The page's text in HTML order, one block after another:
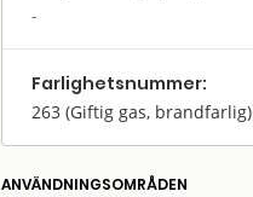
Farlighets­nummer:
263 (Giftig gas, brandfarlig)
ANVÄNDNINGS­OMRÅDEN